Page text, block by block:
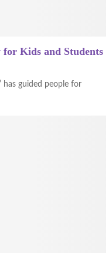
for Kids and Students
has guided people for